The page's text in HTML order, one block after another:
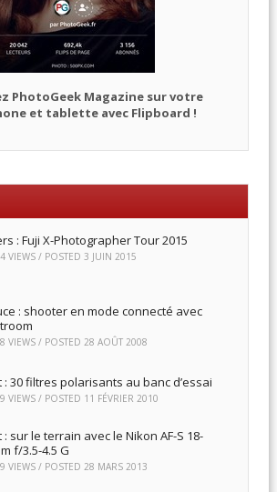
PhotoGeek Magazine sur votre
et tablette avec Flipboard !
: Fuji X-Photographer Tour 2015
VIEWS / POSTED 3 JUIN 2015
: shooter en mode connecté avec
VIEWS / POSTED 28 AOÛT 2008
: 30 filtres polarisants au banc d’essai
VIEWS / POSTED 11 FÉVRIER 2010
: sur le terrain avec le Nikon AF-S 18-
f/3.5-4.5 G
VIEWS / POSTED 28 MARS 2013